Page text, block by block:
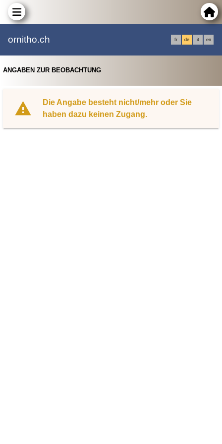
ornitho.ch fr de it en
ANGABEN ZUR BEOBACHTUNG
Die Angabe besteht nicht/mehr oder Sie
haben dazu keinen Zugang.